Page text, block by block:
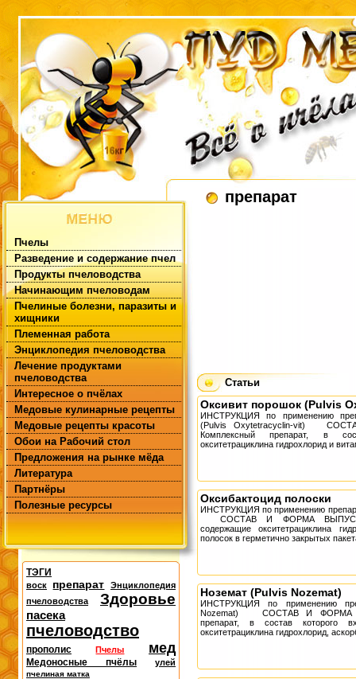
Пчелы
Разведение и содержание пчел
Продукты пчеловодства
Начинающим пчеловодам
Пчелиные болезни, паразиты и
хищники
Племенная работа
Энциклопедия пчеловодства
Лечение продуктами
пчеловодства
Интересное о пчёлах
Медовые кулинарные рецепты
Медовые рецепты красоты
Обои на Рабочий стол
Предложения на рынке мёда
Литература
Партнёры
Полезные ресурсы
ТЭГИ
воск препарат
Энциклопедия
пчеловодства
Здоровье
пасека
пчеловодство
прополис Пчелы мед
Медоносные пчёлы улей
пчелиная матка
препарат
Статьи
Оксивит порошок (Pulvis
ИНСТРУКЦИЯ по применению
(Pulvis Oxytetracyclin-vit)
Комплексный препарат, в
окситетрациклина гидрохлорид и
Оксибактоцид полоски
ИНСТРУКЦИЯ по применению
СОСТАВ И ФОРМА ВЫПУСКА
содержащие окситетрациклина
полосок в герметично закрытых
Ноземат (Pulvis Nozemat)
ИНСТРУКЦИЯ по применению
Nozemat) СОСТАВ И ФОРМА
препарат, в состав которого
окситетрациклина гидрохлорид,